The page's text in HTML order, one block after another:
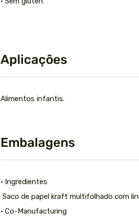
Aplicações
Alimentos infantis.
Embalagens
• Ingredientes
Saco de papel kraft multifolhado com
• Co-Manufacturing